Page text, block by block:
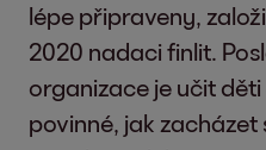
lépe připraveny,
2020 nadaci finlit.
organizace je učit
povinné, jak